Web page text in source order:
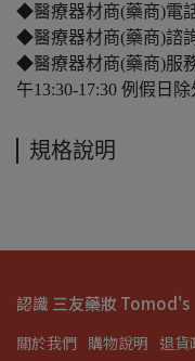
◆醫療器材商(藥商)電
◆醫療器材商(藥商)諮
◆醫療器材商(藥商)服
午13:30-17:30 例假日除
規格說明
認識 三友藥妝 Tomod's
關於我們 購物說明 退貨